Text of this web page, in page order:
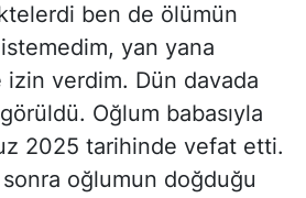
ben de ölümün
istemedim, yan yana
verdim. Dün davada
Oğlum babasıyla
2025 tarihinde vefat etti.
oğlumun doğduğu